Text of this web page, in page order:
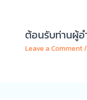
ต้อนรับท่านผู้
Leave a Comment/